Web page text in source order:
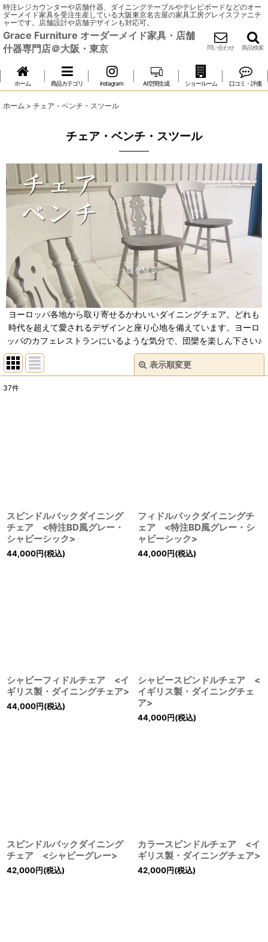
特注レジカウンターや店舗什器、ダイニングテーブルやテレビボードなどのオー
ダーメイド家具を受注生産している大阪東京名古屋の家具工房グレイスファニチ
ャーです。店舗設計や店舗デザインも対応可。
Grace Furniture オーダーメイド家具・店舗
什器専門店＠大阪・東京
問い合わせ 商品検索
ホーム 商品カテゴリ instagram AI空間生成 ショールーム 口コミ・評価
ホーム > チェア・ベンチ・スツール
チェア・ベンチ・スツール
ヨーロッパ各地から取り寄せるかわいいダイニングチェア。どれも
時代を超えて愛されるデザインと座り心地を備えています。ヨーロ
ッパのカフェレストランにいるような気分で、団欒を楽しん下さい♪
表示順変更
37件
スピンドルバックダイニング
チェア <特注BD風グレー・
シャビーシック>
44,000円(税込)
フィドルバックダイニングチ
ェア <特注BD風グレー・シ
ャビーシック>
44,000円(税込)
シャビーフィドルチェア <イ
ギリス製・ダイニングチェア>
44,000円(税込)
シャビースピンドルチェア <
イギリス製・ダイニングチェ
ア>
44,000円(税込)
スピンドルバックダイニング
チェア <シャビーグレー>
42,000円(税込)
カラースピンドルチェア <イ
ギリス製・ダイニングチェア>
42,000円(税込)